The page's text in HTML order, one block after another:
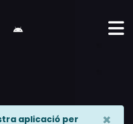
aplicació per